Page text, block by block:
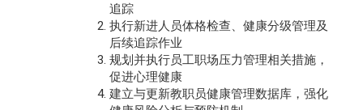
追踪
执行新进人员体格检查、健康分级管理及
后续追踪作业
规划并执行员工职场压力管理相关措施，
促进心理健康
建立与更新教职员健康管理数据库，强化